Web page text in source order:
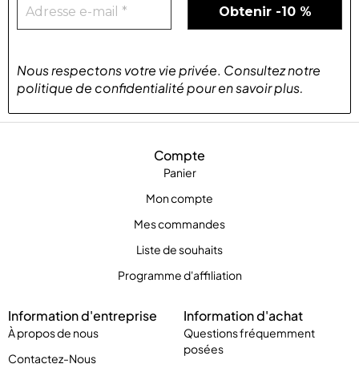
Compte
Panier
Mon compte
Mes commandes
Liste de souhaits
Programme d'affiliation
Information d'entreprise
À propos de nous
Contactez-Nous
Information d'achat
Questions fréquemment
posées
Nous respectons votre vie privée. Consultez notre
politique de confidentialitépouren savoir plus.